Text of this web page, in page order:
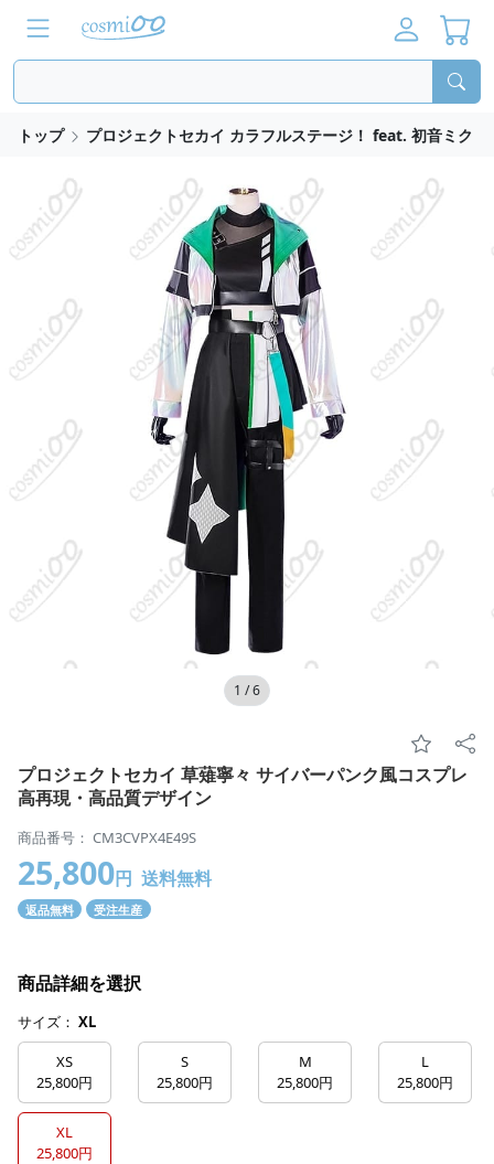
トップ プロジェクトセカイ カラフルステージ！ feat. 初音ミク
1 /6
プロジェクトセカイ 草薙寧々 サイバーパンク風コスプレ
高再現・高品質デザイン
商品番号： CM3CVPX4E49S
25,800円 送料無料
返品無料 受注生産
商品詳細を選択
サイズ： XL
XS
25,800円
S
25,800円
M
25,800円
L
25,800円
XL
25,800円